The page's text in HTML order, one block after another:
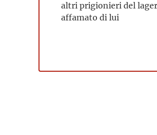
altri prigionieri del
affamato di lui